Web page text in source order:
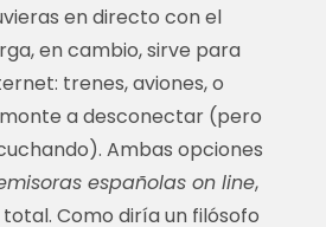
en directo con el
en cambio, sirve para
trenes, aviones, o
a desconectar (pero
Ambas opciones
españolas on line,
Como diría un filósofo